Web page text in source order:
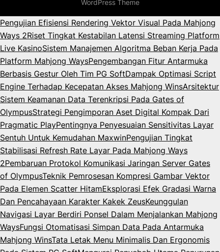
WordPress Theme
Pengujian Efisiensi Rendering Vektor Visual Pada Mahjong
Ways 2Riset Tingkat Kestabilan Latensi Streaming Platform
Live KasinoSistem Manajemen Algoritma Beban Kerja Pada
Platform Mahjong WaysPengembangan Fitur Antarmuka
Berbasis Gestur Oleh Tim PG SoftDampak Optimasi Script
Engine Terhadap Kecepatan Akses Mahjong WinsArsitektur
Sistem Keamanan Data Terenkripsi Pada Gates of
OlympusStrategi Pengimporan Aset Digital Kompak Dari
Pragmatic PlayPentingnya Penyesuaian Sensitivitas Layar
Sentuh Untuk Kemudahan MaxwinPengujian Tingkat
Stabilisasi Refresh Rate Layar Pada Mahjong Ways
2Pembaruan Protokol Komunikasi Jaringan Server Gates
of OlympusTeknik Pemrosesan Kompresi Gambar Vektor
Pada Elemen Scatter HitamEksplorasi Efek Gradasi Warna
Dan Pencahayaan Karakter Kakek ZeusKeunggulan
Navigasi Layar Berdiri Ponsel Dalam Menjalankan Mahjong
WaysFungsi Otomatisasi Simpan Data Pada Antarmuka
Mahjong WinsTata Letak Menu Minimalis Dan Ergonomis